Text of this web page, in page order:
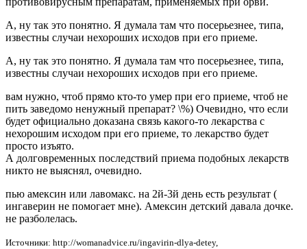
А, ну так это понятно. Я думала там что посерьезнее, типа,
известны случаи нехороших исходов при его приеме.
А, ну так это понятно. Я думала там что посерьезнее, типа,
известны случаи нехороших исходов при его приеме.
вам нужно, чтоб прямо кто-то умер при его приеме, чтоб не
пить заведомо ненужный препарат? \%) Очевидно, что если
будет официально доказана связь какого-то лекарства с
нехорошим исходом при его приеме, то лекарство будет
просто изъято.
А долговременных последствий приема подобных лекарств
никто не выяснял, очевидно.
пью амексин или лавомакс. на 2й-3й день есть результат (
ингаверин не помогает мне). Амексин детский давала дочке.
не разболелась.
Источники: http://womanadvice.ru/ingavirin-dlya-detey,